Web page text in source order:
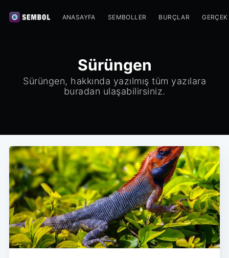
ANASAYFA SEMBOLLER BURÇLAR
Sürüngen
Sürüngen, hakkında yazılmış tüm yazılara
buradan ulaşabilirsiniz.